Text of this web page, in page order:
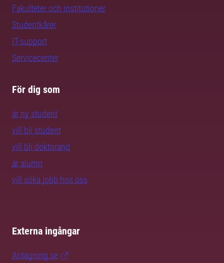
Fakulteter och institutioner
Studentkårer
IT-support
Servicecenter
För dig som
är ny student
vill bli student
vill bli doktorand
är alumn
vill söka jobb hos oss
Externa ingångar
Antagning.se